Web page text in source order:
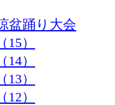
盆踊り大会
）
）
）
）